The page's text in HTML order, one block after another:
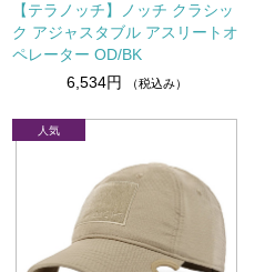
【テラノッチ】ノッチ クラシッ
ク アジャスタブル アスリートオ
ペレーター OD/BK
6,534円
（税込み）